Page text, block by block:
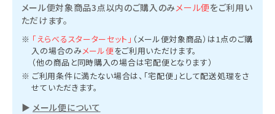
メール便対象商品3点以内のご購入のみメール便をご利用い
ただけます。
「えらべるスターターセット」 （メール便対象商品）は1点のご購
入の場合のみメール便をご利用いただけます。
（他の商品と同時購入の場合は宅配便となります）
ご利用条件に満たない場合は、「宅配便」として配送処理をさ
せていただきます。
▶ メール便について